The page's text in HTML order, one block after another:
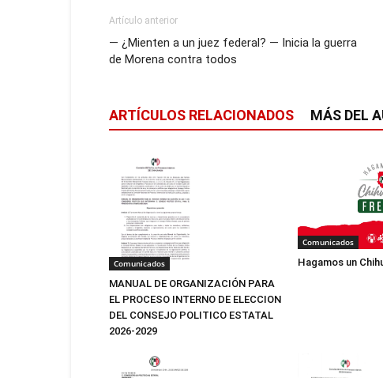
Artículo anterior
— ¿Mienten a un juez federal? — Inicia la guerra
de Morena contra todos
ARTÍCULOS RELACIONADOS MÁS DEL
Comunicados
MANUAL DE ORGANIZACIÓN PARA
EL PROCESO INTERNO DE ELECCION
DEL CONSEJO POLITICO ESTATAL
2026-2029
Comunicados
Hagamos un